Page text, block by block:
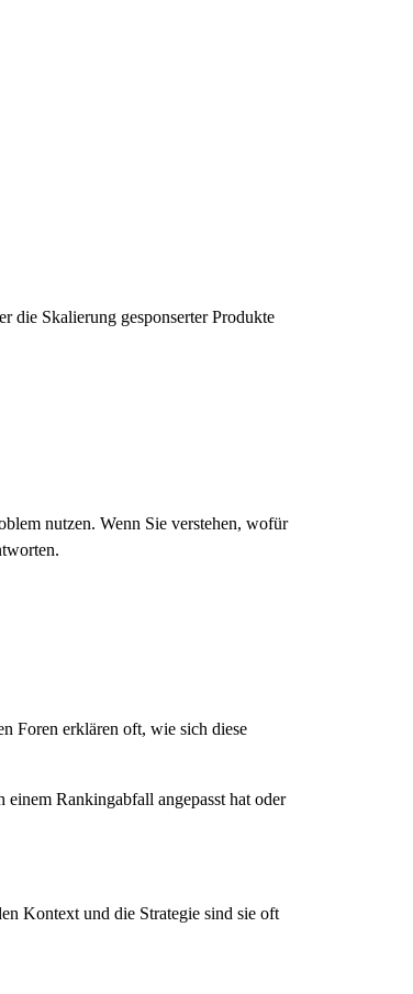
die Skalierung gesponserter Produkte
nutzen. Wenn Sie verstehen, wofür
Foren erklären oft, wie sich diese
Rankingabfall angepasst hat oder
Kontext und die Strategie sind sie oft